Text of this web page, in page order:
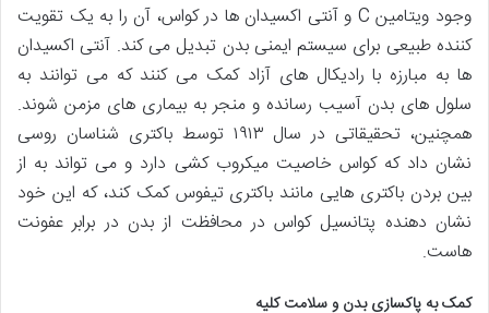
وجود ویتامین C و آنتی اکسیدان ها در کواس، آن را به یک تقویت
کننده طبیعی برای سیستم ایمنی بدن تبدیل می کند. آنتی اکسیدان
ها به مبارزه با رادیکال های آزاد کمک می کنند که می توانند به
سلول های بدن آسیب رسانده و منجر به بیماری های مزمن شوند.
همچنین، تحقیقاتی در سال ۱۹۱۳ توسط باکتری شناسان روسی
نشان داد که کواس خاصیت میکروب کشی دارد و می تواند به از
بین بردن باکتری هایی مانند باکتری تیفوس کمک کند، که این خود
نشان دهنده پتانسیل کواس در محافظت از بدن در برابر عفونت
هاست.
کمک به پاکسازی بدن و سلامت کلیه